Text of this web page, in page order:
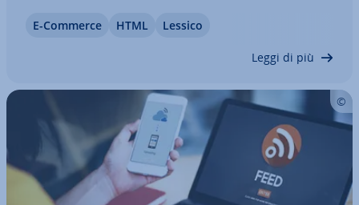
hyperlink servono prima di tutto per navigare in
E-Commerce HTML Lessico
Leggi di più